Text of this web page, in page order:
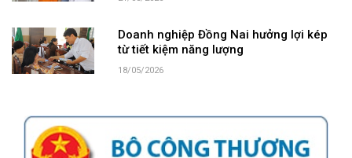
Doanh nghiệp Đồng Nai hưởng lợi kép
từ tiết kiệm năng lượng
18/05/2026